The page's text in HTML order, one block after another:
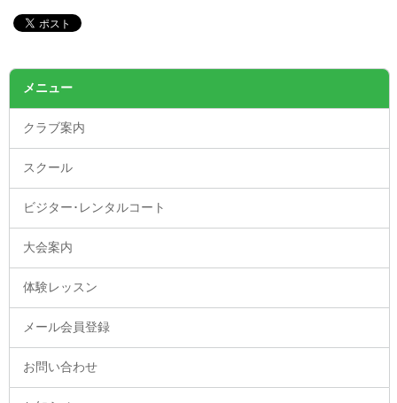
メニュー
クラブ案内
スクール
ビジター･レンタルコート
大会案内
体験レッスン
メール会員登録
お問い合わせ